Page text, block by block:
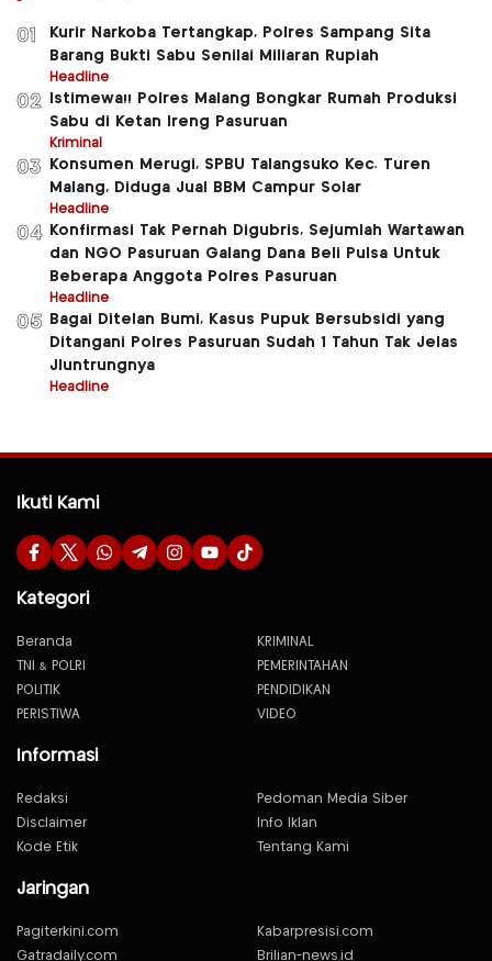
01
Kurir Narkoba Tertangkap, Polres Sampang Sita
Barang Bukti Sabu Senilai Miliaran Rupiah
Headline
02
Istimewa!! Polres Malang Bongkar Rumah Produksi
Sabu di Ketan Ireng Pasuruan
Kriminal
03
Konsumen Merugi, SPBU Talangsuko Kec. Turen
Malang, Diduga Jual BBM Campur Solar
Headline
04
Konfirmasi Tak Pernah Digubris, Sejumlah Wartawan
dan NGO Pasuruan Galang Dana Beli Pulsa Untuk
Beberapa Anggota Polres Pasuruan
Headline
05
Bagai Ditelan Bumi, Kasus Pupuk Bersubsidi yang
Ditangani Polres Pasuruan Sudah 1 Tahun Tak Jelas
Jluntrungnya
Headline
Ikuti Kami
Kategori
Beranda
KRIMINAL
TNI & POLRI
PEMERINTAHAN
POLITIK
PENDIDIKAN
PERISTIWA
VIDEO
Informasi
Redaksi
Pedoman Media Siber
Disclaimer
Info Iklan
Kode Etik
Tentang Kami
Jaringan
Pagiterkini.com
Kabarpresisi.com
Gatradaily.com
Brilian-news.id